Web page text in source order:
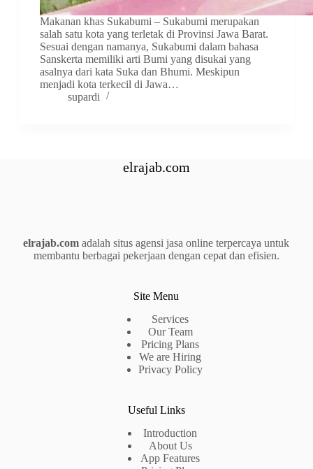
Makanan khas Sukabumi – Sukabumi merupakan
salah satu kota yang terletak di Provinsi Jawa Barat.
Sesuai dengan namanya, Sukabumi dalam bahasa
Sanskerta memiliki arti Bumi yang disukai yang
asalnya dari kata Suka dan Bhumi. Meskipun
menjadi kota terkecil di Jawa…
supardi
elrajab.com
elrajab.com adalah situs agensi jasa online terpercaya untuk
membantu berbagai pekerjaan dengan cepat dan efisien.
Site Menu
Services
Our Team
Pricing Plans
We are Hiring
Privacy Policy
Useful Links
Introduction
About Us
App Features